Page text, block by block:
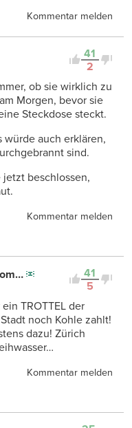
Kommentar melden
41
2
ob sie wirklich zu
Morgen, bevor sie
Steckdose steckt.
würde auch erklären,
sind.
jetzt beschlossen,
Kommentar melden
41
5
TROTTEL der
noch Kohle zahlt!
dazu! Zürich
Kommentar melden